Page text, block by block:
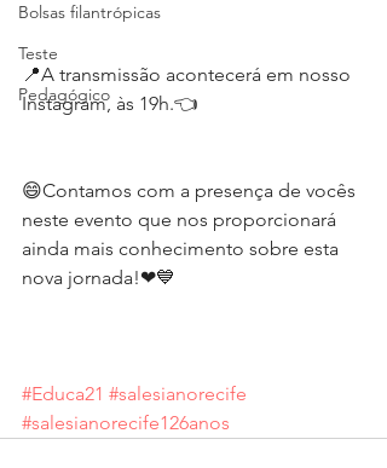
Bolsas filantrópicas
Teste
Pedagógico
📍A transmissão acontecerá em nosso
Instagram, às 19h.👈
😄Contamos com a presença de vocês
neste evento que nos proporcionará
ainda mais conhecimento sobre esta
nova jornada!❤💙
#Educa21 #salesianorecife
#salesianorecife126anos